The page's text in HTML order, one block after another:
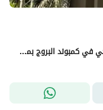
توين هاوس ريسيل كورنر للبيع بموقع استراتيجي في كمبوند البروج بمدينة الشروق امام المركز الطبي العالمي